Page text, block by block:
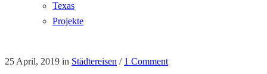
Texas
Projekte
25 April, 2019 in Städtereisen / 1 Comment